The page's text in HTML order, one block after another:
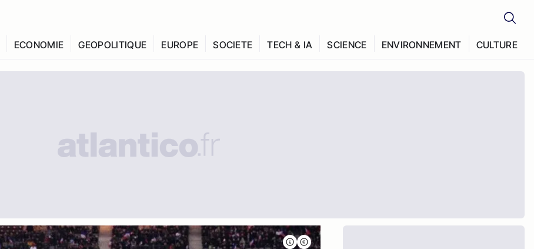
ECONOMIE GEOPOLITIQUE EUROPE SOCIETE TECH & IA SCIENCE ENVIRONNEMENT CULTURE